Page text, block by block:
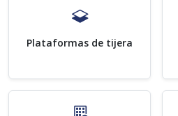
Plataformas de tijera